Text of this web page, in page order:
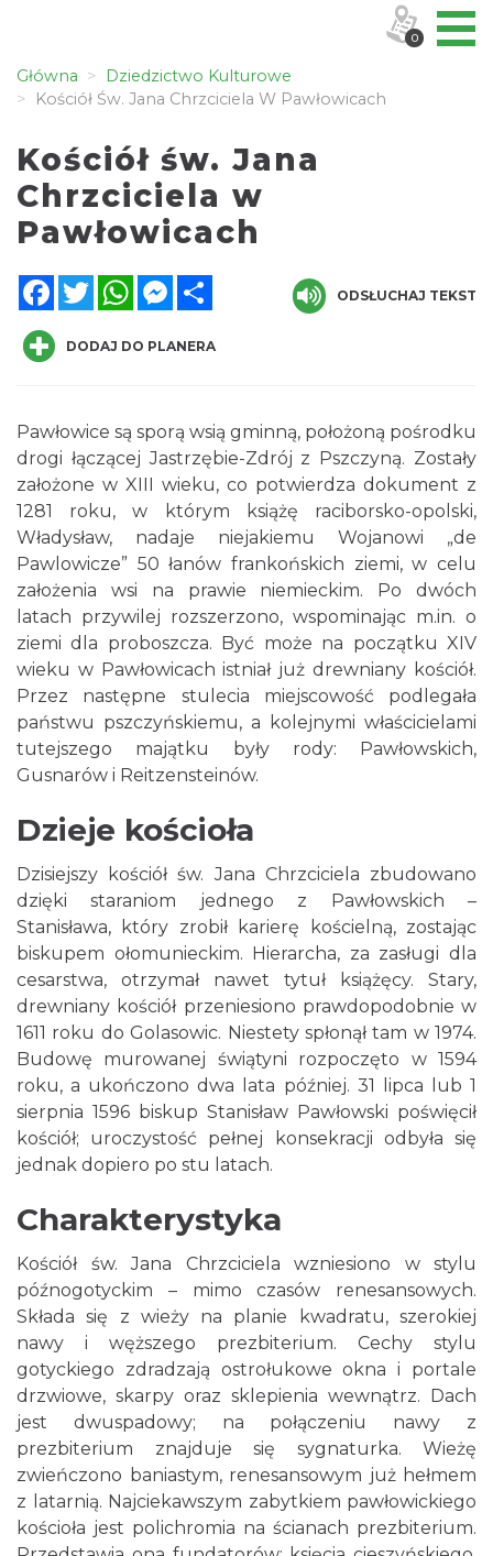
Główna
Dziedzictwo Kulturowe
Kościół Św. Jana Chrzciciela W Pawłowicach
Kościół św. Jana
Chrzciciela w
Pawłowicach
FacebookTwitterWhatsAppMessenger
ODSŁUCHAJ TEKST
DODAJ DO PLANERA
Pawłowice są sporą wsią gminną, położoną pośrodku
drogi łączącej Jastrzębie-Zdrój z Pszczyną. Zostały
założone w XIII wieku, co potwierdza dokument z
1281 roku, w którym książę raciborsko-opolski,
Władysław, nadaje niejakiemu Wojanowi „de
Pawlowicze” 50 łanów frankońskich ziemi, w celu
założenia wsi na prawie niemieckim. Po dwóch
latach przywilej rozszerzono, wspominając m.in. o
ziemi dla proboszcza. Być może na początku XIV
wieku w Pawłowicach istniał już drewniany kościół.
Przez następne stulecia miejscowość podlegała
państwu pszczyńskiemu, a kolejnymi właścicielami
tutejszego majątku były rody: Pawłowskich,
Gusnarów i Reitzensteinów.
Dzieje kościoła
Dzisiejszy kościół św. Jana Chrzciciela zbudowano
dzięki staraniom jednego z Pawłowskich –
Stanisława, który zrobił karierę kościelną, zostając
biskupem ołomunieckim. Hierarcha, za zasługi dla
cesarstwa, otrzymał nawet tytuł książęcy. Stary,
drewniany kościół przeniesiono prawdopodobnie w
1611 roku do Golasowic. Niestety spłonął tam w 1974.
Budowę murowanej świątyni rozpoczęto w 1594
roku, a ukończono dwa lata później. 31 lipca lub 1
sierpnia 1596 biskup Stanisław Pawłowski poświęcił
kościół; uroczystość pełnej konsekracji odbyła się
jednak dopiero po stu latach.
Charakterystyka
Kościół św. Jana Chrzciciela wzniesiono w stylu
późnogotyckim – mimo czasów renesansowych.
Składa się z wieży na planie kwadratu, szerokiej
nawy i węższego prezbiterium. Cechy stylu
gotyckiego zdradzają ostrołukowe okna i portale
drzwiowe, skarpy oraz sklepienia wewnątrz. Dach
jest dwuspadowy; na połączeniu nawy z
prezbiterium znajduje się sygnaturka. Wieżę
zwieńczono baniastym, renesansowym już hełmem
z latarnią. Najciekawszym zabytkiem pawłowickiego
kościoła jest polichromia na ścianach prezbiterium.
0